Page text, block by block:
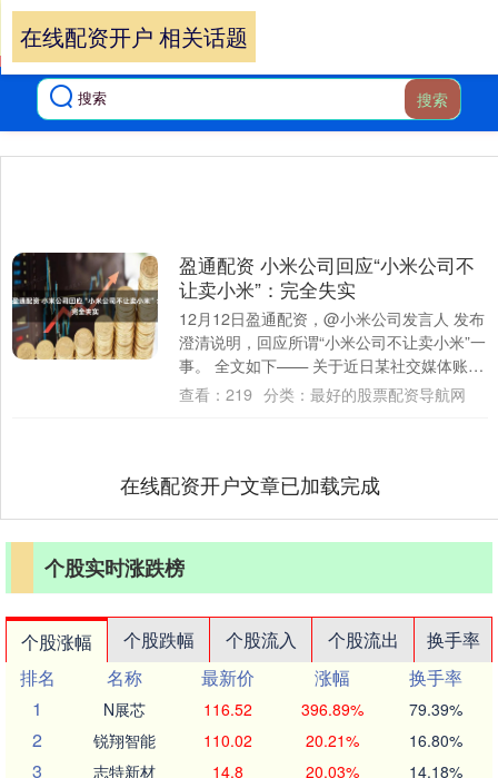
搜索
在线配资开户 相关话题
盈通配资 小米公司回应“小米公司不
让卖小米”：完全失实
12月12日盈通配资，@小米公司发言人 发布
澄清说明，回应所谓“小米公司不让卖小米”一
事。 全文如下—— 关于近日某社交媒体账号
发布视频 ，歪曲事实、恶意造谣所....
查看： 219 分类： 最好的股票配资导航网
在线配资开户文章已加载完成
个股实时涨跌榜
个股涨幅 个股跌幅 个股流入 个股流出
换手率
排名
名称 最新价 涨幅
换手率
1
N展芯 116.52 396.89% 79.39%
2 锐翔智能 110.02 20.21% 16.80%
3 志特新材 14.8 20.03% 14.18%